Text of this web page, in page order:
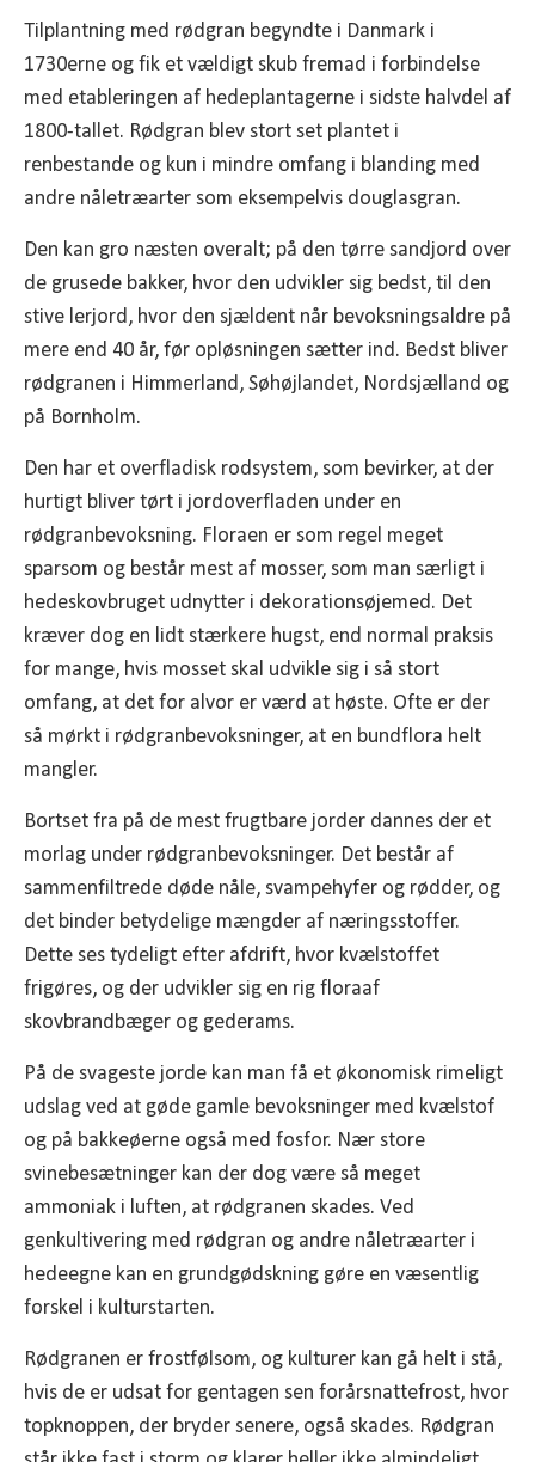
Tilplantning med rødgran begyndte i Danmark i
1730erne og fik et vældigt skub fremad i forbindelse
med etableringen af hedeplantagerne i sidste halvdel af
1800-tallet. Rødgran blev stort set plantet i
renbestande og kun i mindre omfang i blanding med
andre nåletræarter som eksempelvis douglasgran.
Den kan gro næsten overalt; på den tørre sandjord over
de grusede bakker, hvor den udvikler sig bedst, til den
stive lerjord, hvor den sjældent når bevoksningsaldre på
mere end 40 år, før opløsningen sætter ind. Bedst bliver
rødgranen i Himmerland, Søhøjlandet, Nordsjælland og
på Bornholm.
Den har et overfladisk rodsystem, som bevirker, at der
hurtigt bliver tørt i jordoverfladen under en
rødgranbevoksning. Floraen er som regel meget
sparsom og består mest af mosser, som man særligt i
hedeskovbruget udnytter i dekorationsøjemed. Det
kræver dog en lidt stærkere hugst, end normal praksis
for mange, hvis mosset skal udvikle sig i så stort
omfang, at det for alvor er værd at høste. Ofte er der
så mørkt i rødgranbevoksninger, at en bundflora helt
mangler.
Bortset fra på de mest frugtbare jorder dannes der et
morlag under rødgranbevoksninger. Det består af
sammenfiltrede døde nåle, svampehyfer og rødder, og
det binder betydelige mængder af næringsstoffer.
Dette ses tydeligt efter afdrift, hvor kvælstoffet
frigøres, og der udvikler sig en rig floraaf
skovbrandbæger og gederams.
På de svageste jorde kan man få et økonomisk rimeligt
udslag ved at gøde gamle bevoksninger med kvælstof
og på bakkeøerne også med fosfor. Nær store
svinebesætninger kan der dog være så meget
ammoniak i luften, at rødgranen skades. Ved
genkultivering med rødgran og andre nåletræarter i
hedeegne kan en grundgødskning gøre en væsentlig
forskel i kulturstarten.
Rødgranen er frostfølsom, og kulturer kan gå helt i stå,
hvis de er udsat for gentagen sen forårsnattefrost, hvor
topknoppen, der bryder senere, også skades. Rødgran